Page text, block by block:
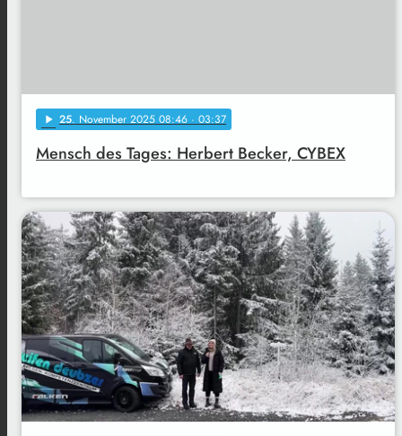
play_arrow 25. November 2025 08:46 · 03:37
Mensch des Tages: Herbert Becker, CYBEX